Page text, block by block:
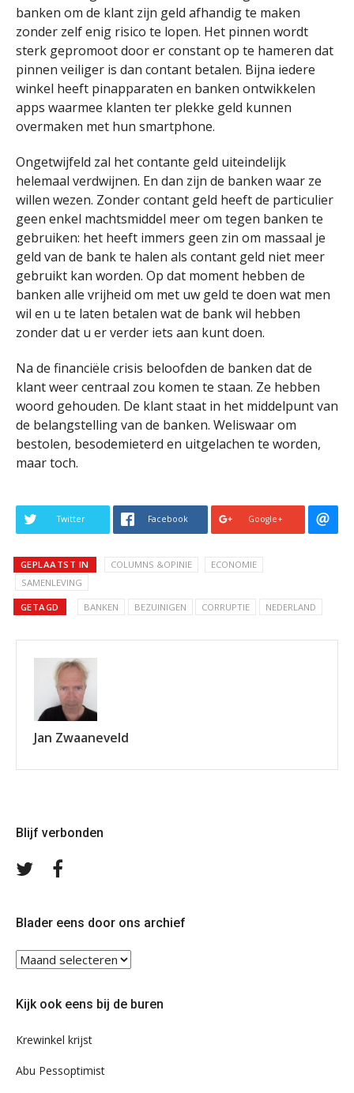
banken om de klant zijn geld afhandig te maken
zonder zelf enig risico te lopen. Het pinnen wordt
sterk gepromoot door er constant op te hameren dat
pinnen veiliger is dan contant betalen. Bijna iedere
winkel heeft pinapparaten en banken ontwikkelen
apps waarmee klanten ter plekke geld kunnen
overmaken met hun smartphone.
Ongetwijfeld zal het contante geld uiteindelijk
helemaal verdwijnen. En dan zijn de banken waar ze
willen wezen. Zonder contant geld heeft de particulier
geen enkel machtsmiddel meer om tegen banken te
gebruiken: het heeft immers geen zin om massaal je
geld van de bank te halen als contant geld niet meer
gebruikt kan worden. Op dat moment hebben de
banken alle vrijheid om met uw geld te doen wat men
wil en u te laten betalen wat de bank wil hebben
zonder dat u er verder iets aan kunt doen.
Na de financiële crisis beloofden de banken dat de
klant weer centraal zou komen te staan. Ze hebben
woord gehouden. De klant staat in het middelpunt van
de belangstelling van de banken. Weliswaar om
bestolen, besodemieterd en uitgelachen te worden,
maar toch.
Twitter Facebook Google+
GEPLAATST IN COLUMNS &OPINIE
ECONOMIE
SAMENLEVING
GETAGD BANKEN BEZUINIGEN CORRUPTIE NEDERLAND
Jan Zwaaneveld
Blijf verbonden
Volg
Blader eens door ons archief
Blader
ons
Kijk ook eens bij de buren
Krewinkel krijst
Abu Pessoptimist